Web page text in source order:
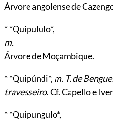
Árvore angolense de
* *Quipululo*,
m.
Árvore de Moçambique.
* *Quipúndi*, m. T. de
travesseiro. Cf. Capello e
* *Quipungulo*,